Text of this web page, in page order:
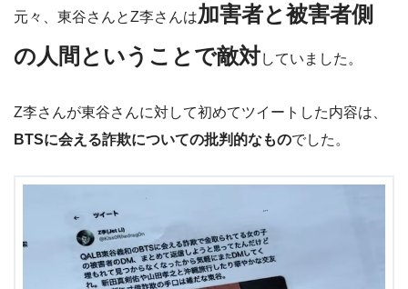
元々、東谷さんとZ李さんは加害者と被害者側
の人間ということで敵対していました。
Z李さんが東谷さんに対して初めてツイートした内容は、
BTSに会える詐欺についての批判的なものでした。